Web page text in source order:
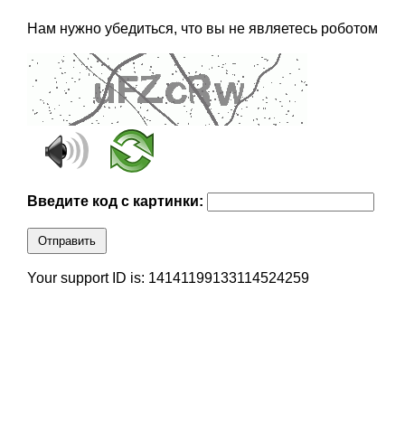
Нам нужно убедиться, что вы не являетесь роботом
Введите код с картинки:
Отправить
Your support ID is: 14141199133114524259